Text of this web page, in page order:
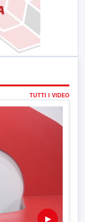
TUTTI I VIDEO
▶